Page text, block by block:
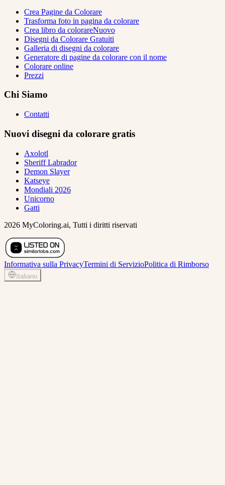
Crea Pagine da Colorare
Trasforma foto in pagina da colorare
Crea libro da colorareNuovo
Disegni da Colorare Gratuiti
Galleria di disegni da colorare
Generatore di pagine da colorare con il nome
Colorare online
Prezzi
Chi Siamo
Contatti
Nuovi disegni da colorare gratis
Axolotl
Sheriff Labrador
Demon Slayer
Katseye
Mondiali 2026
Unicorno
Gatti
2026 MyColoring.ai, Tutti i diritti riservati
Informativa sulla PrivacyTermini di ServizioPolitica di Rimborso
Italiano